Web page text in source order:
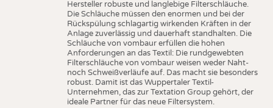
Hersteller robuste und langlebige Filterschläuche.
Die Schläuche müssen den enormen und bei der
Rückspülung schlagartig wirkenden Kräften in der
Anlage zuverlässig und dauerhaft standhalten. Die
Schläuche von vombaur erfüllen die hohen
Anforderungen an das Textil: Die rundgewebten
Filterschläuche von vombaur weisen weder Naht-
noch Schweißverläufe auf. Das macht sie besonders
robust. Damit ist das Wuppertaler Textil-
Unternehmen, das zur Textation Group gehört, der
ideale Partner für das neue Filtersystem.